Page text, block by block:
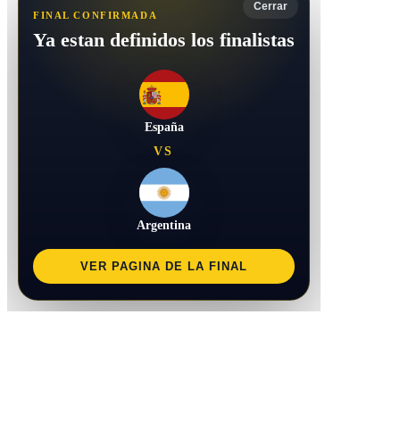
Cerrar
FINAL CONFIRMADA
Ya estan definidos los finalistas
España
VS
Argentina
VER PAGINA DE LA FINAL